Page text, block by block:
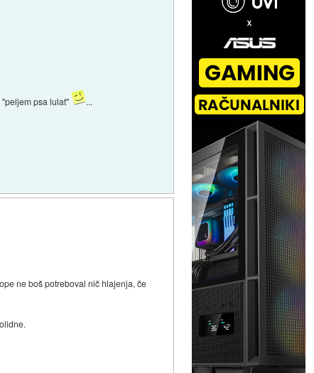
psa lulat"
...
ne boš potreboval nič hlajenja, če